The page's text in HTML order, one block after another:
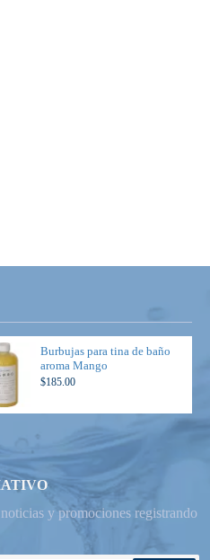
Burbujas para tina de baño
aroma Mango
$185.00
y promociones registrando